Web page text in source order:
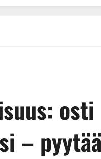
–